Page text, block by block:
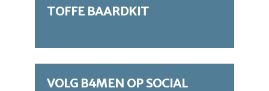
TOFFE BAARDKIT
VOLG B4MEN OP SOCIAL